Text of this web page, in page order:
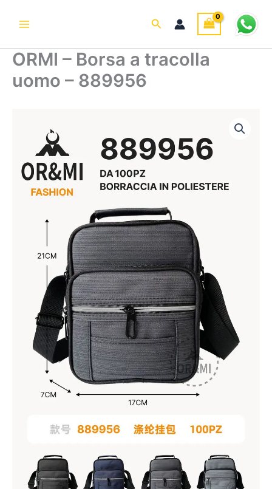
Cerca
ORMI – Borsa a tracolla
uomo – 889956